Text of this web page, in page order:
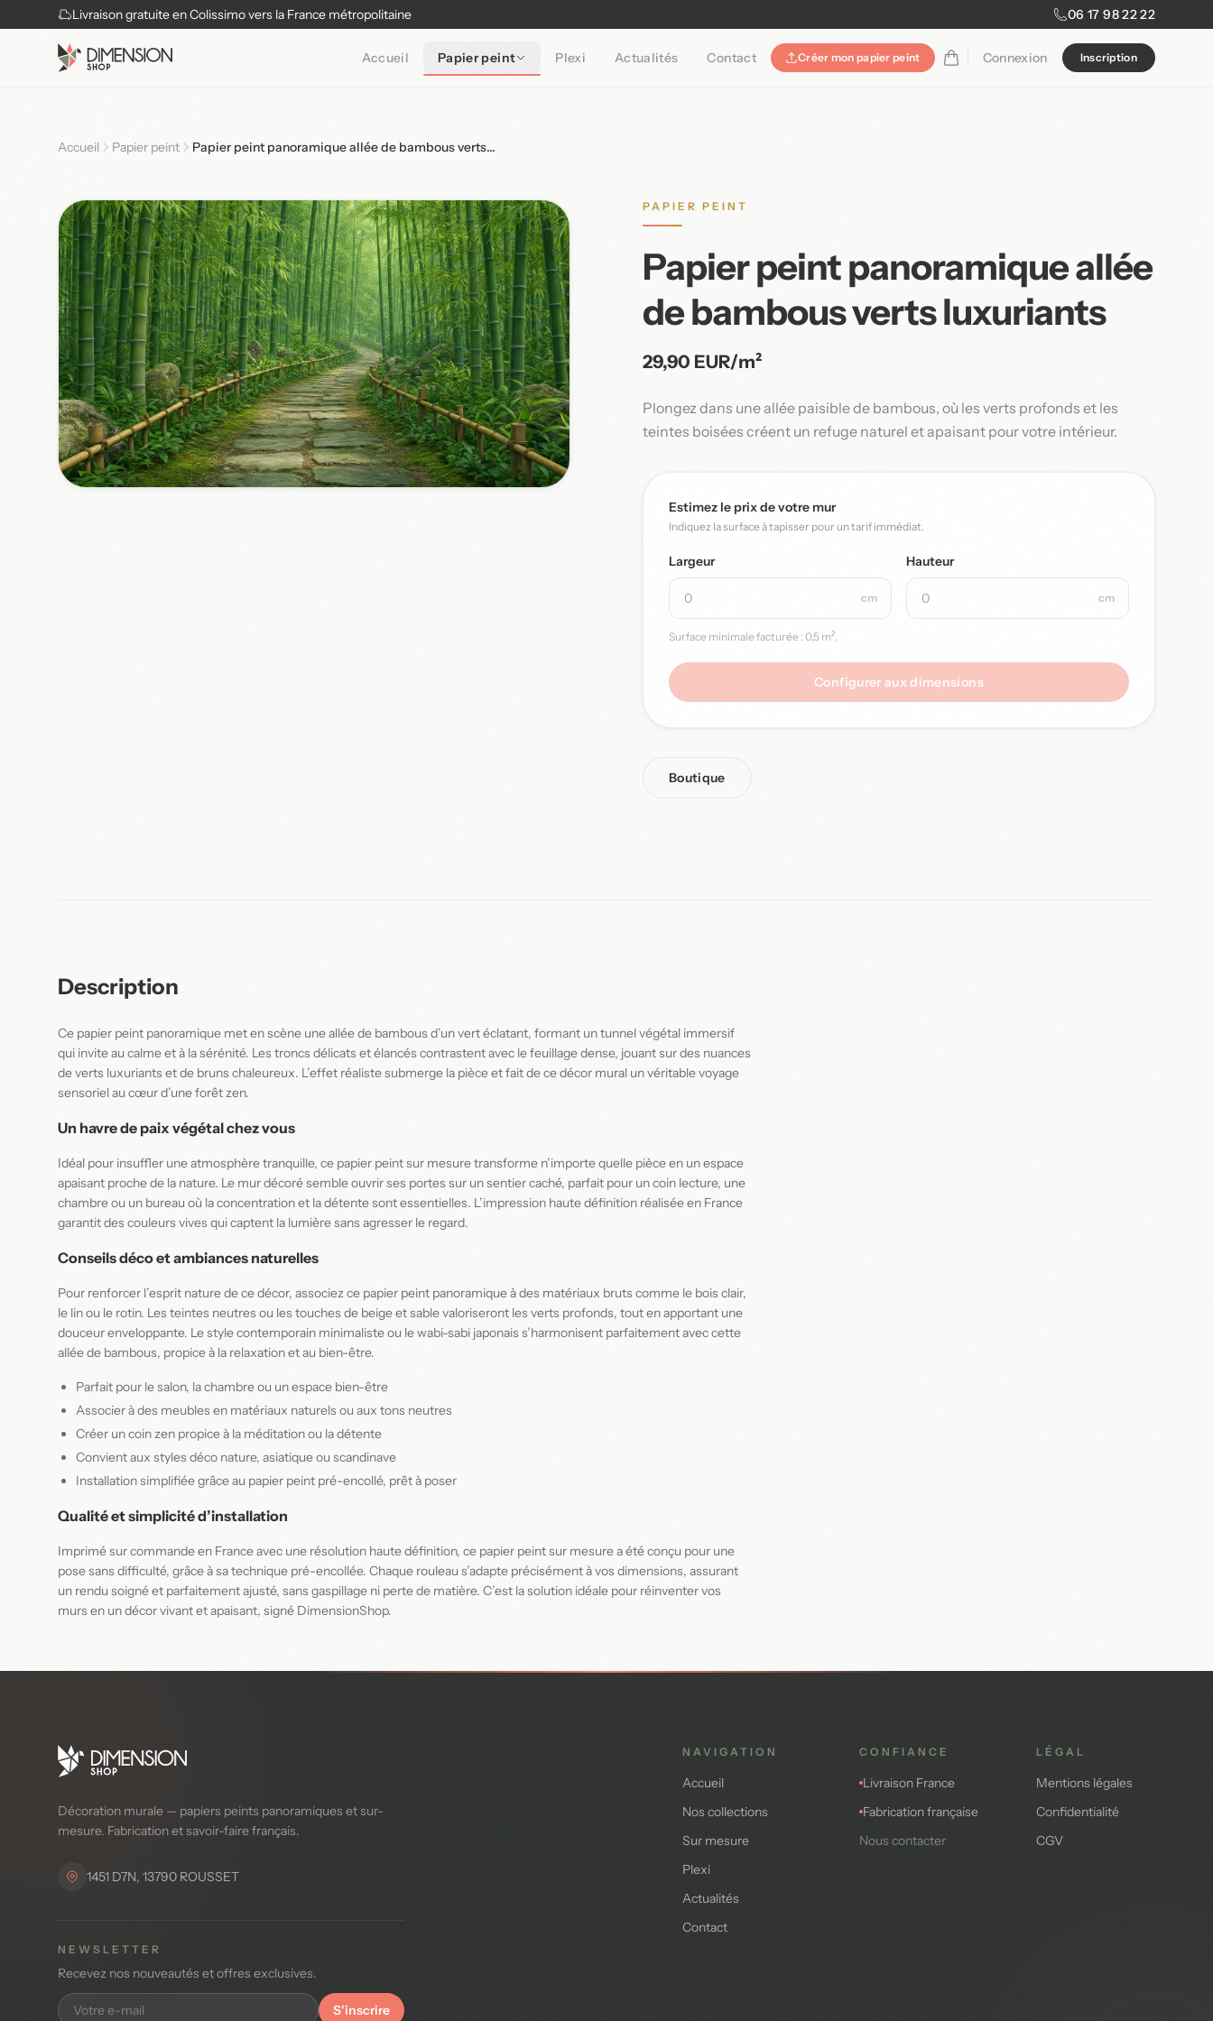
Livraison gratuite en Colissimo vers la France métropolitaine 06 17 98 22 22
Accueil Papier peint Plexi Actualités Contact Créer mon papier peint Connexion Inscription
Accueil Papier peint Papier peint panoramique allée de bambous verts...
PAPIER PEINT
Papier peint panoramique allée
de bambous verts luxuriants
29,90 EUR/m²
Plongez dans une allée paisible de bambous, où les verts profonds et les
teintes boisées créent un refuge naturel et apaisant pour votre intérieur.
Estimez le prix de votre mur
Indiquez la surface à tapisser pour un tarif immédiat.
Largeur
cm
Hauteur
cm
Surface minimale facturée : 0,5 m².
Configurer aux dimensions
Boutique
Description
Ce papier peint panoramique met en scène une allée de bambous d’un vert éclatant, formant un tunnel végétal immersif
qui invite au calme et à la sérénité. Les troncs délicats et élancés contrastent avec le feuillage dense, jouant sur des nuances
de verts luxuriants et de bruns chaleureux. L’effet réaliste submerge la pièce et fait de ce décor mural un véritable voyage
sensoriel au cœur d’une forêt zen.
Un havre de paix végétal chez vous
Idéal pour insuffler une atmosphère tranquille, ce papier peint sur mesure transforme n’importe quelle pièce en un espace
apaisant proche de la nature. Le mur décoré semble ouvrir ses portes sur un sentier caché, parfait pour un coin lecture, une
chambre ou un bureau où la concentration et la détente sont essentielles. L’impression haute définition réalisée en France
garantit des couleurs vives qui captent la lumière sans agresser le regard.
Conseils déco et ambiances naturelles
Pour renforcer l’esprit nature de ce décor, associez ce papier peint panoramique à des matériaux bruts comme le bois clair,
le lin ou le rotin. Les teintes neutres ou les touches de beige et sable valoriseront les verts profonds, tout en apportant une
douceur enveloppante. Le style contemporain minimaliste ou le wabi-sabi japonais s’harmonisent parfaitement avec cette
allée de bambous, propice à la relaxation et au bien-être.
Parfait pour le salon, la chambre ou un espace bien-être
Associer à des meubles en matériaux naturels ou aux tons neutres
Créer un coin zen propice à la méditation ou la détente
Convient aux styles déco nature, asiatique ou scandinave
Installation simplifiée grâce au papier peint pré-encollé, prêt à poser
Qualité et simplicité d’installation
Imprimé sur commande en France avec une résolution haute définition, ce papier peint sur mesure a été conçu pour une
pose sans difficulté, grâce à sa technique pré-encollée. Chaque rouleau s’adapte précisément à vos dimensions, assurant
un rendu soigné et parfaitement ajusté, sans gaspillage ni perte de matière. C’est la solution idéale pour réinventer vos
murs en un décor vivant et apaisant, signé DimensionShop.
Décoration murale — papiers peints panoramiques et sur-
mesure. Fabrication et savoir-faire français.
1451 D7N, 13790 ROUSSET
NEWSLETTER
Recevez nos nouveautés et offres exclusives.
S'inscrire
NAVIGATION
Accueil
Nos collections
Sur mesure
Plexi
Actualités
Contact
CONFIANCE
Livraison France
Fabrication française
Nous contacter
LÉGAL
Mentions légales
Confidentialité
CGV